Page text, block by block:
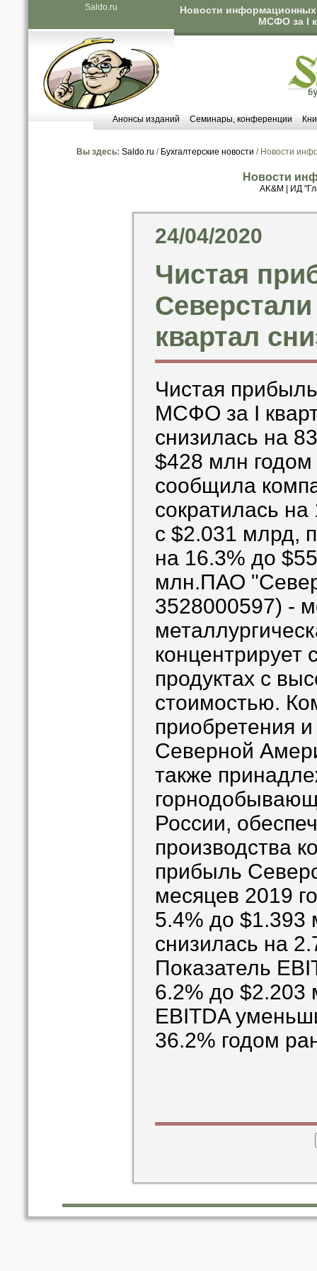
Saldo.ru
Новости информационных
МСФО за I
Анонсы изданий Семинары, конференции
Вы здесь: Saldo.ru / Бухгалтерские новости / Новости
Новости
AK&M ИД
24/04/2020
Чистая
квартал
Чистая
МСФО за I
снизилась на
$428 млн
сообщила
сократилась
с $2.031 млрд,
на 16.3% до
млн.ПАО
3528000597) -
концентрирует
продуктах с
стоимостью.
приобретения
Северной
также
России,
производства
прибыль
месяцев 2019
5.4% до $1.393
снизилась на
Показатель
6.2% до $2.203
EBITDA
36.2% годом